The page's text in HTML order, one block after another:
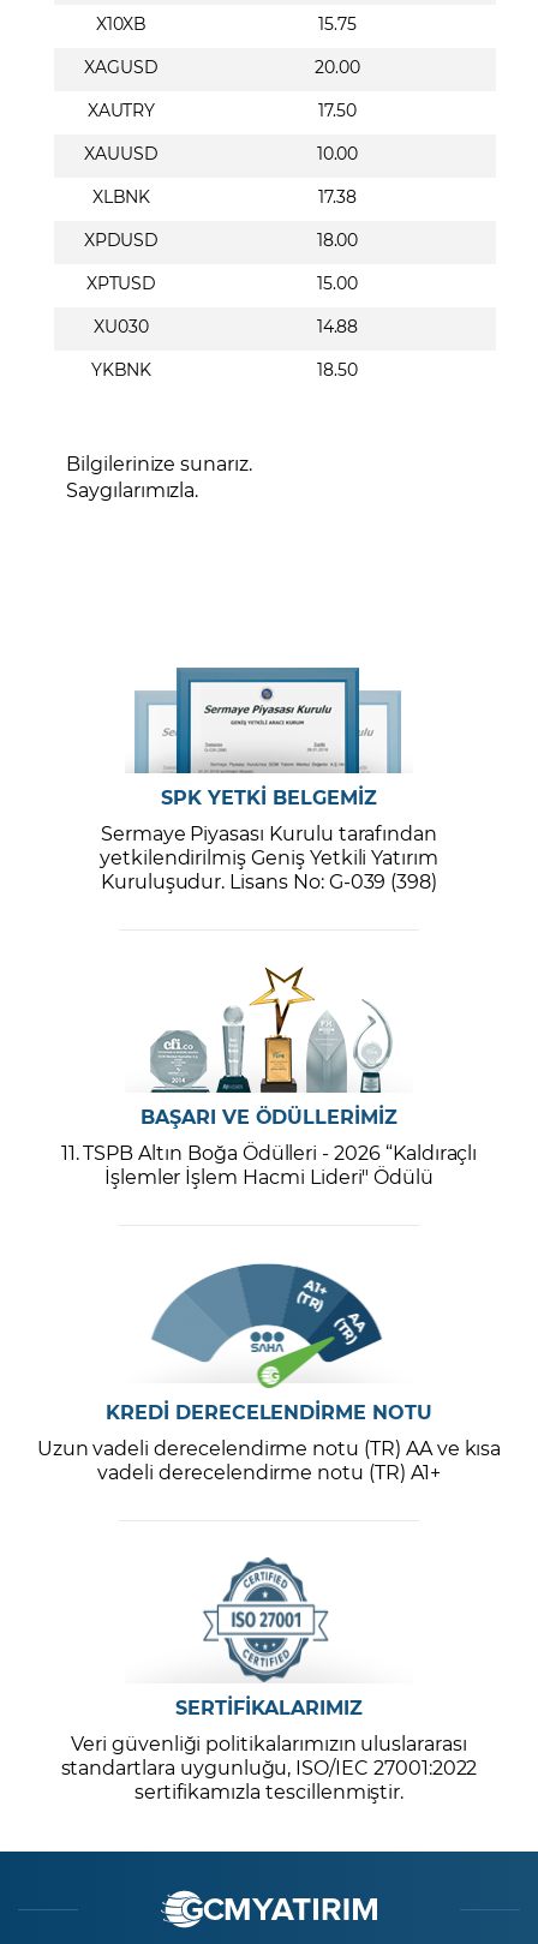
X10XB
15.75
XAGUSD
20.00
XAUTRY
17.50
XAUUSD
10.00
XLBNK
17.38
XPDUSD
18.00
XPTUSD
15.00
XU030
14.88
YKBNK
18.50
Bilgilerinize sunarız.
Saygılarımızla.
SPK YETKİ BELGEMİZ
Sermaye Piyasası Kurulu tarafından
yetkilendirilmiş Geniş Yetkili Yatırım
Kuruluşudur. Lisans No: G-039 (398)
BAŞARI VE ÖDÜLLERİMİZ
11. TSPB Altın Boğa Ödülleri - 2026 “Kaldıraçlı
İşlemler İşlem Hacmi Lideri" Ödülü
KREDİ DERECELENDİRME NOTU
Uzun vadeli derecelendirme notu (TR) AA ve kısa
vadeli derecelendirme notu (TR) A1+
SERTİFİKALARIMIZ
Veri güvenliği politikalarımızın uluslararası
standartlara uygunluğu, ISO/IEC 27001:2022
sertifikamızla tescillenmiştir.